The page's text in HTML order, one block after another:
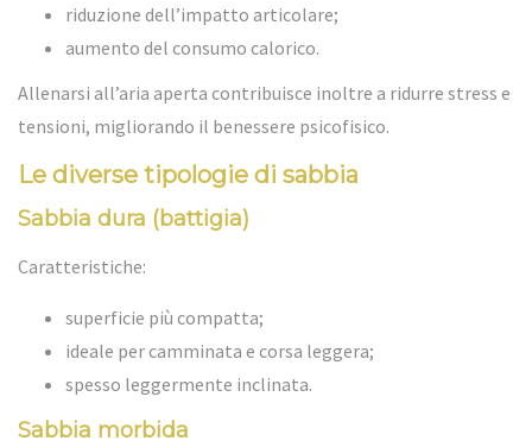
riduzione dell’impatto articolare;
aumento del consumo calorico.
Allenarsi all’aria aperta contribuisce inoltre a ridurre stress e
tensioni, migliorando il benessere psicofisico.
Le diverse tipologie di sabbia
Sabbia dura (battigia)
Caratteristiche:
superficie più compatta;
ideale per camminata e corsa leggera;
spesso leggermente inclinata.
Sabbia morbida